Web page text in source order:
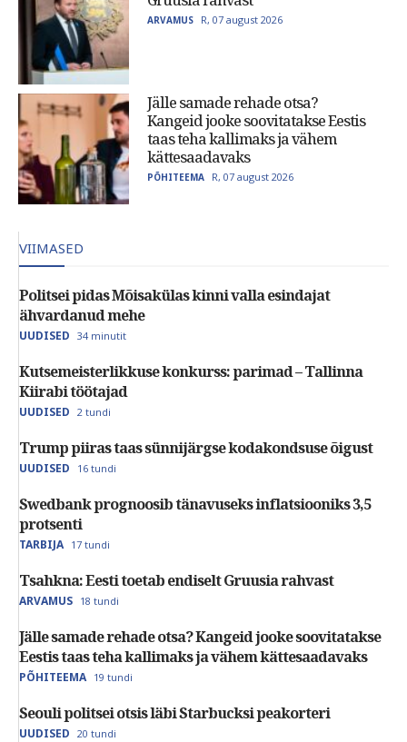
ARVAMUS R, 07 august 2026
Jälle samade rehade otsa?
Kangeid jooke soovitatakse Eestis
taas teha kallimaks ja vähem
kättesaadavaks
PÕHITEEMA R, 07 august 2026
VIIMASED
Politsei pidas Mõisakülas kinni valla esindajat
ähvardanud mehe
UUDISED 34 minutit
Kutsemeisterlikkuse konkurss: parimad – Tallinna
Kiirabi töötajad
UUDISED 2 tundi
Trump piiras taas sünnijärgse kodakondsuse õigust
UUDISED 16 tundi
Swedbank prognoosib tänavuseks inflatsiooniks 3,5
protsenti
TARBIJA 17 tundi
Tsahkna: Eesti toetab endiselt Gruusia rahvast
ARVAMUS 18 tundi
Jälle samade rehade otsa? Kangeid jooke soovitatakse
Eestis taas teha kallimaks ja vähem kättesaadavaks
PÕHITEEMA 19 tundi
Seouli politsei otsis läbi Starbucksi peakorteri
UUDISED 20 tundi